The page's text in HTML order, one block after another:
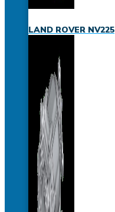
LAND ROVER NV225